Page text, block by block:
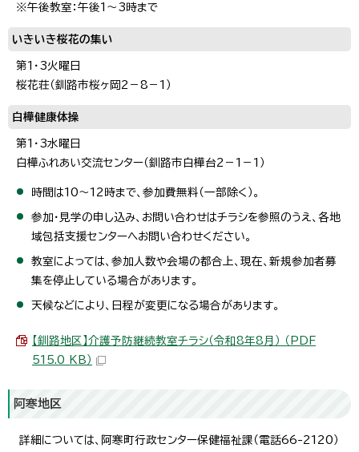
※午後教室：午後1～3時まで
いきいき桜花の集い
第1・3火曜日
桜花荘（釧路市桜ヶ岡2－8－1）
白樺健康体操
第1・3水曜日
白樺ふれあい交流センター（釧路市白樺台2－1－1）
時間は10～12時まで、参加費無料（一部除く）。
参加・見学の申し込み、お問い合わせはチラシを参照のうえ、各地
域包括支援センターへお問い合わせください。
教室によっては、参加人数や会場の都合上、現在、新規参加者募
集を停止している場合があります。
天候などにより、日程が変更になる場合があります。
【釧路地区】介護予防継続教室チラシ（令和8年8月） （PDF
515.0 KB）
阿寒地区
詳細については、阿寒町行政センター保健福祉課（電話66-2120）